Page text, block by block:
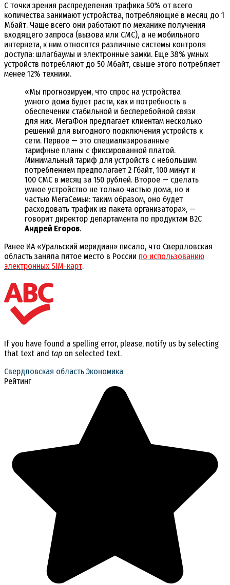
С точки зрения распределения трафика 50% от всего
количества занимают устройства, потребляющие в месяц до 1
Мбайт. Чаще всего они работают по механике получения
входящего запроса (вызова или СМС), а не мобильного
интернета, к ним относятся различные системы контроля
доступа: шлагбаумы и электронные замки. Еще 38% умных
устройств потребляют до 50 Мбайт, свыше этого потребляет
менее 12% техники.
«Мы прогнозируем, что спрос на устройства
умного дома будет расти, как и потребность в
обеспечении стабильной и бесперебойной связи
для них. МегаФон предлагает клиентам несколько
решений для выгодного подключения устройств к
сети. Первое — это специализированные
тарифные планы с фиксированной платой.
Минимальный тариф для устройств с небольшим
потреблением предполагает 2 Гбайт, 100 минут и
100 СМС в месяц за 150 рублей. Второе — сделать
умное устройство не только частью дома, но и
частью МегаСемьи: таким образом, оно будет
расходовать трафик из пакета организатора», —
говорит директор департамента по продуктам B2C
Андрей Егоров.
Ранее ИА «Уральский меридиан» писало, что Свердловская
область заняла пятое место в России по использованию
электронных SIM-карт.
If you have found a spelling error, please, notify us by selecting
that text and tap on selected text.
Свердловская область Экономика
Рейтинг